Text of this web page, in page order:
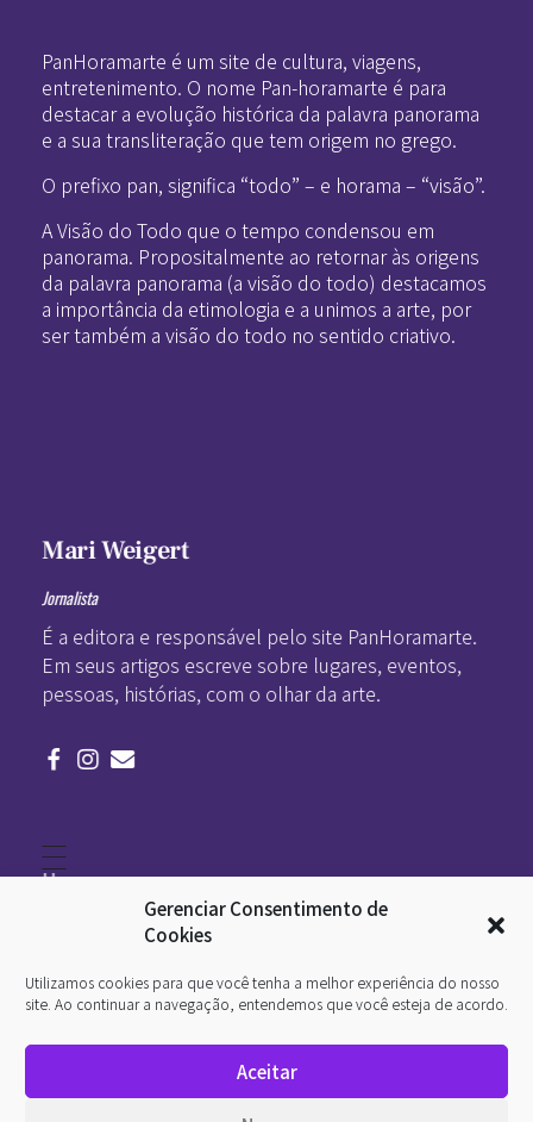
Gerenciar Consentimento de
Cookies
Utilizamos cookies para que você tenha a melhor experiência do nosso
site. Ao continuar a navegação, entendemos que você esteja de acordo.
Aceitar
PanHoramarte é um site de cultura, viagens,
entretenimento. O nome Pan-horamarte é para
destacar a evolução histórica da palavra panorama
e a sua transliteração que tem origem no grego.
O prefixo pan, significa “todo” – e horama – “visão”.
A Visão do Todo que o tempo condensou em
panorama. Propositalmente ao retornar às origens
da palavra panorama (a visão do todo) destacamos
a importância da etimologia e a unimos a arte, por
ser também a visão do todo no sentido criativo.
Mari Weigert
Jornalista
É a editora e responsável pelo site PanHoramarte.
Em seus artigos escreve sobre lugares, eventos,
pessoas, histórias, com o olhar da arte.
Home
Arte
O que é arte
InternetArt
Quem somos